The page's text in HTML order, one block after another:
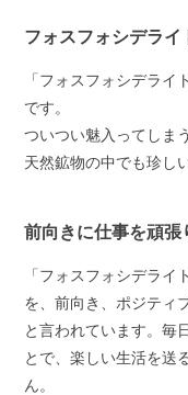
フォスフォシデライ
「フォスフォシデラ
です。
ついつい魅入ってしま
天然鉱物の中でも珍し
前向きに仕事を頑張
「フォスフォシデラ
を、前向き、ポジティ
と言われています。毎
とで、楽しい生活を送
ん。